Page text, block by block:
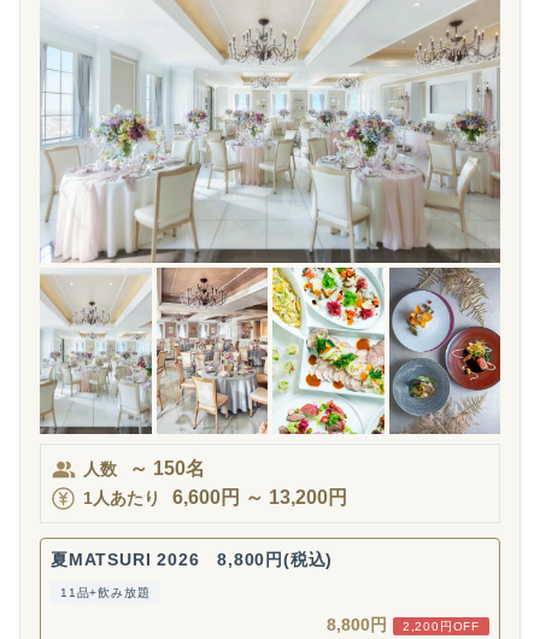
人数 ～ 150名
1人あたり 6,600円 ～ 13,200円
夏MATSURI 2026 8,800円(税込)
11品+飲み放題
8,800円
2,200円OFF